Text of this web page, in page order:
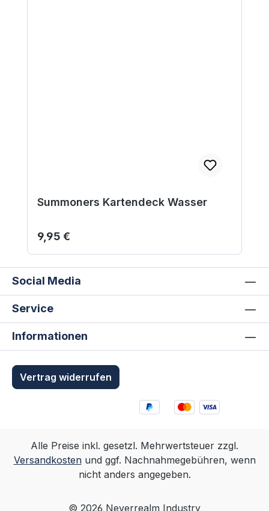
Summoners Kartendeck Wasser
Regulärer Preis:
9,95 €
Social Media
Service
Informationen
Vertrag widerrufen
Alle Preise inkl. gesetzl. Mehrwertsteuer zzgl.
Versandkostenund ggf. Nachnahmegebühren, wenn
nicht anders angegeben.
© 2026 Neverrealm Industry